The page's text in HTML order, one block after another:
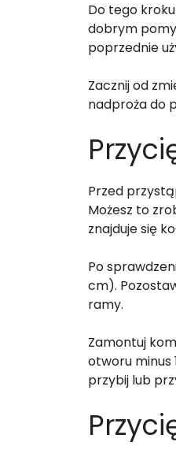
Do tego
dobrym
poprzednie
Zacznij od
nadproża do
Przed
Możesz to
znajduje się
Po
cm).
ramy.
Zamontuj
otworu minus
przybij lub